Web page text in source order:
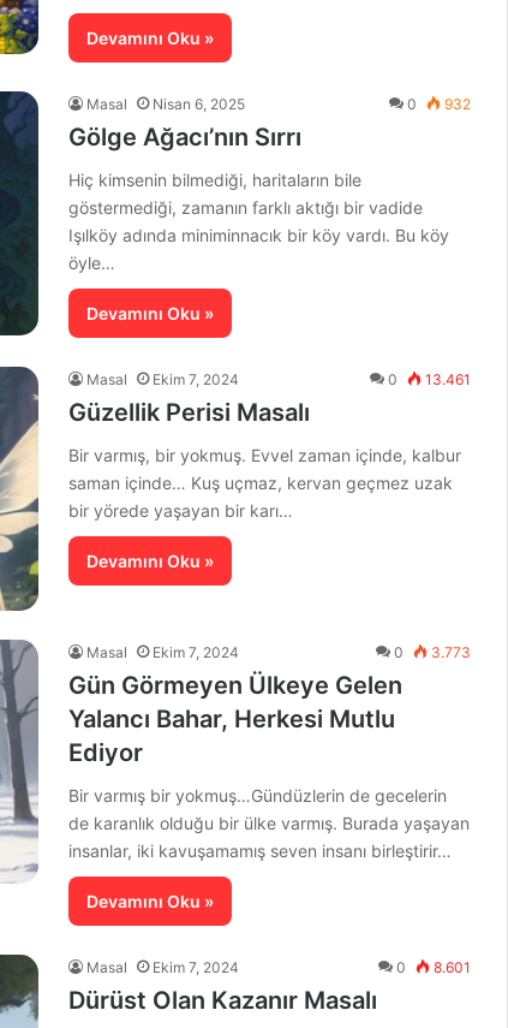
Devamını Oku »
Masal Nisan 6, 2025 0 932
Gölge Ağacı’nın Sırrı
Hiç kimsenin bilmediği, haritaların bile
göstermediği, zamanın farklı aktığı bir vadide
Işılköy adında miniminnacık bir köy vardı. Bu köy
öyle…
Devamını Oku »
Masal Ekim 7, 2024 0 13.461
Güzellik Perisi Masalı
Bir varmış, bir yokmuş. Evvel zaman içinde, kalbur
saman içinde… Kuş uçmaz, kervan geçmez uzak
bir yörede yaşayan bir karı…
Devamını Oku »
Masal Ekim 7, 2024 0 3.773
Gün Görmeyen Ülkeye Gelen
Yalancı Bahar, Herkesi Mutlu
Ediyor
Bir varmış bir yokmuş…Gündüzlerin de gecelerin
de karanlık olduğu bir ülke varmış. Burada yaşayan
insanlar, iki kavuşamamış seven insanı birleştirir…
Devamını Oku »
Masal Ekim 7, 2024 0 8.601
Dürüst Olan Kazanır Masalı